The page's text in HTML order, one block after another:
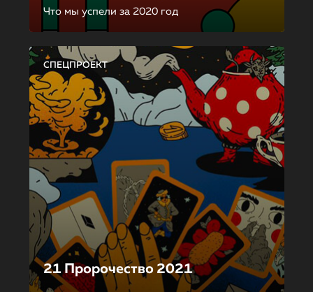
Что мы успели за 2020 год
СПЕЦПРОЕКТ
21 Пророчество 2021